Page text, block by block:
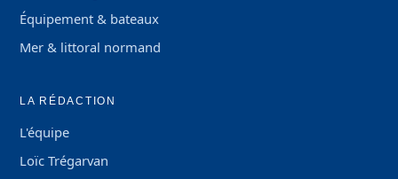
Équipement & bateaux
Mer & littoral normand
LA RÉDACTION
L'équipe
Loïc Trégarvan